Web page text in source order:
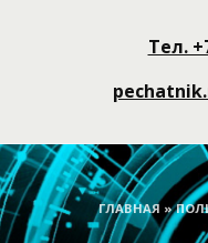
Тел.
ГЛАВНАЯ »